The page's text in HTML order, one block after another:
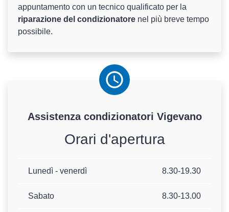
appuntamento con un tecnico qualificato per la
riparazione del condizionatore nel più breve tempo
possibile.
Assistenza condizionatori Vigevano
Orari d'apertura
Lunedì - venerdì 8.30-19.30
Sabato 8.30-13.00